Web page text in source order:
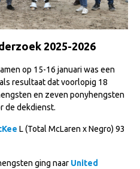
naam
2025-2026
op 15-16 januari was een
resultaat dat voorlopig 18
en zeven ponyhengsten
de dekdienst.
L (Total McLaren x Negro) 93
ging naar United